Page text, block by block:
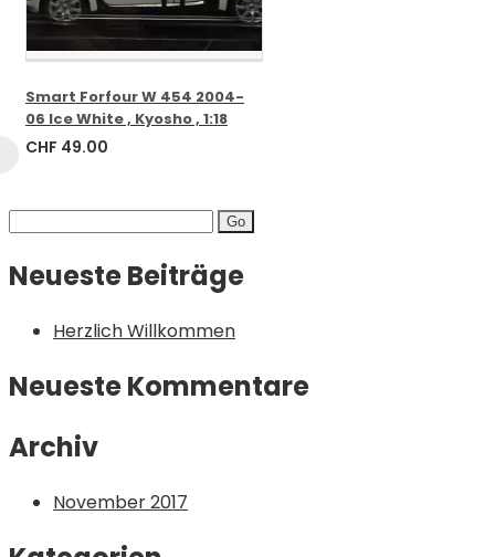
Smart Forfour W 454 2004-
06 Ice White , Kyosho , 1:18
CHF 49.00
Search
Neueste Beiträge
Herzlich Willkommen
Neueste Kommentare
Archiv
November 2017